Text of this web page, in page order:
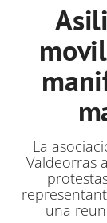
La
Valdeorras
una